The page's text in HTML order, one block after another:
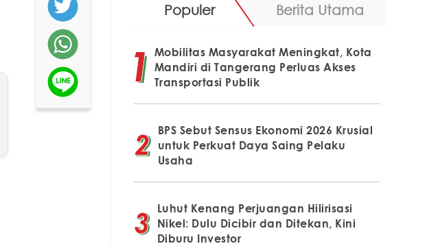
Populer Berita Utama
Mobilitas Masyarakat Meningkat, Kota
Mandiri di Tangerang Perluas Akses
Transportasi Publik
BPS Sebut Sensus Ekonomi 2026 Krusial
untuk Perkuat Daya Saing Pelaku
Usaha
Luhut Kenang Perjuangan Hilirisasi
Nikel: Dulu Dicibir dan Ditekan, Kini
Diburu Investor